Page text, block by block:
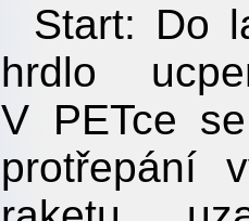
Start: Do
hrdlo
V PETce
protřepání